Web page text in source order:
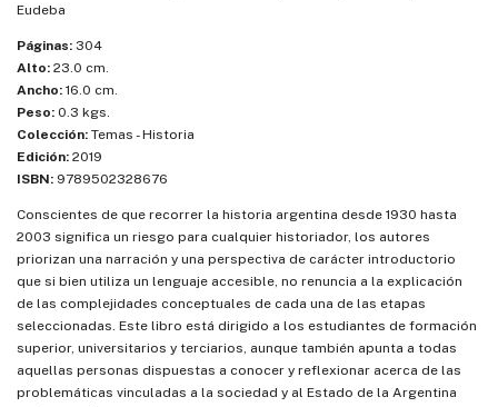
Eudeba
Páginas: 304
Alto: 23.0 cm.
Ancho: 16.0 cm.
Peso: 0.3 kgs.
Colección: Temas - Historia
Edición: 2019
ISBN: 9789502328676
Conscientes de que recorrer la historia argentina desde 1930 hasta
2003 significa un riesgo para cualquier historiador, los autores
priorizan una narración y una perspectiva de carácter introductorio
que si bien utiliza un lenguaje accesible, no renuncia a la explicación
de las complejidades conceptuales de cada una de las etapas
seleccionadas. Este libro está dirigido a los estudiantes de formación
superior, universitarios y terciarios, aunque también apunta a todas
aquellas personas dispuestas a conocer y reflexionar acerca de las
problemáticas vinculadas a la sociedad y al Estado de la Argentina